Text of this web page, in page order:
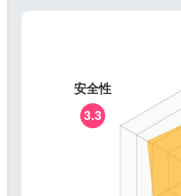
安全性
3.3